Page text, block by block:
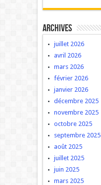
Archives
juillet 2026
avril 2026
mars 2026
février 2026
janvier 2026
décembre 2025
novembre 2025
octobre 2025
septembre 2025
août 2025
juillet 2025
juin 2025
mars 2025